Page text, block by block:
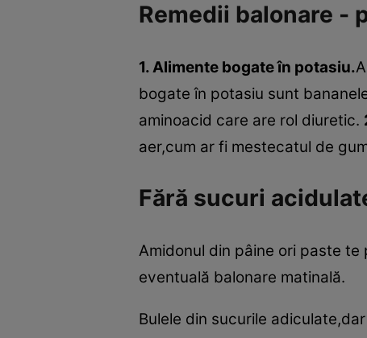
Remedii balonare -
1. Alimente bogate în potasiu.
bogate în potasiu sunt
aminoacid care are rol diuretic.
aer,cum ar fi mestecatul de
Fără sucuri
Amidonul din pâine ori paste
eventuală balonare matinală.
Bulele din sucurile